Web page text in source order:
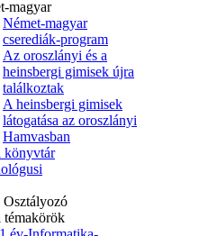
magyar
Német-magyar
cserediák-program
Az oroszlányi és a
heinsbergi gimisek újra
találkoztak
A heinsbergi gimisek
látogatása az oroszlányi
Hamvasban
könyvtár
témakörök